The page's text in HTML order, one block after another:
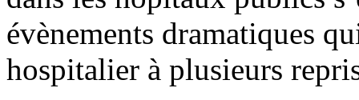
évènements dramatiques
hospitalier à plusieurs